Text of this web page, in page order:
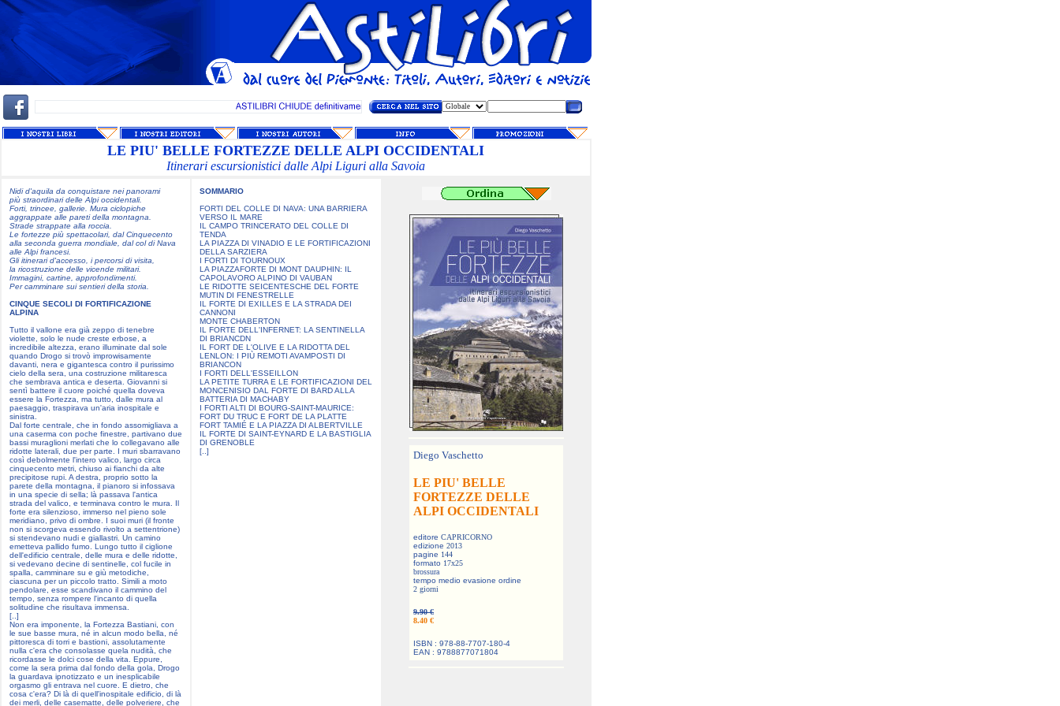
LE PIU' BELLE FORTEZZE DELLE ALPI OCCIDENTALI
Itinerari escursionistici dalle Alpi Liguri alla Savoia
Nidi d'aquila da conquistare nei panorami
più straordinari delle Alpi occidentali.
Forti, trincee, gallerie. Mura ciclopiche
aggrappate alle pareti della montagna.
Strade strappate alla roccia.
Le fortezze più spettacolari, dal Cinquecento
alla seconda guerra mondiale, dal col di Nava
alle Alpi francesi.
Gli itinerari d'accesso, i percorsi di visita,
la ricostruzione delle vicende militari.
Immagini, cartine, approfondimenti.
Per camminare sui sentieri della storia.
CINQUE SECOLI DI FORTIFICAZIONE
ALPINA
Tutto il vallone era già zeppo di tenebre
violette, solo le nude creste erbose, a
incredibile altezza, erano illuminate dal sole
quando Drogo si trovò improwisamente
davanti, nera e gigantesca contro il purissimo
cielo della sera, una costruzione militaresca
che sembrava antica e deserta. Giovanni si
sentì battere il cuore poiché quella doveva
essere la Fortezza, ma tutto, dalle mura al
paesaggio, traspirava un'aria inospitale e
sinistra.
Dal forte centrale, che in fondo assomigliava a
una caserma con poche finestre, partivano due
bassi muraglioni merlati che lo collegavano alle
ridotte laterali, due per parte. I muri sbarravano
così debolmente l'intero valico, largo circa
cinquecento metri, chiuso ai fianchi da alte
precipitose rupi. A destra, proprio sotto la
parete della montagna, il pianoro si infossava
in una specie di sella; là passava l'antica
strada del valico, e terminava contro le mura. Il
forte era silenzioso, immerso nel pieno sole
meridiano, privo di ombre. I suoi muri (il fronte
non si scorgeva essendo rivolto a settentrione)
si stendevano nudi e giallastri. Un camino
emetteva pallido fumo. Lungo tutto il ciglione
dell'edificio centrale, delle mura e delle ridotte,
si vedevano decine di sentinelle, col fucile in
spalla, camminare su e giù metodiche,
ciascuna per un piccolo tratto. Simili a moto
pendolare, esse scandivano il cammino del
tempo, senza rompere l'incanto di quella
solitudine che risultava immensa.
[..]
Non era imponente, la Fortezza Bastiani, con
le sue basse mura, né in alcun modo bella, né
pittoresca di torri e bastioni, assolutamente
nulla c'era che consolasse quela nudità, che
ricordasse le dolci cose della vita. Eppure,
come la sera prima dal fondo della gola, Drogo
la guardava ipnotizzato e un inesplicabile
orgasmo gli entrava nel cuore. E dietro, che
cosa c'era? Di là di quell'inospitale edificio, di là
dei merli, delle casematte, delle polveriere, che
SOMMARIO
FORTI DEL COLLE DI NAVA: UNA BARRIERA
VERSO IL MARE
IL CAMPO TRINCERATO DEL COLLE DI
TENDA
LA PIAZZA DI VINADIO E LE FORTIFICAZIONI
DELLA SARZIERA
I FORTI DI TOURNOUX
LA PIAZZAFORTE DI MONT DAUPHIN: IL
CAPOLAVORO ALPINO DI VAUBAN
LE RIDOTTE SEICENTESCHE DEL FORTE
MUTIN DI FENESTRELLE
IL FORTE DI EXILLES E LA STRADA DEI
CANNONI
MONTE CHABERTON
IL FORTE DELL'INFERNET: LA SENTINELLA
DI BRIANCDN
IL FORT DE L'OLIVE E LA RIDOTTA DEL
LENLON: I PIÙ REMOTI AVAMPOSTI DI
BRIANCON
I FORTI DELL'ESSEILLON
LA PETITE TURRA E LE FORTIFICAZIONI DEL
MONCENISIO DAL FORTE DI BARD ALLA
BATTERIA DI MACHABY
I FORTI ALTI DI BOURG-SAINT-MAURICE:
FORT DU TRUC E FORT DE LA PLATTE
FORT TAMIÉ E LA PIAZZA DI ALBERTVILLE
IL FORTE DI SAINT-EYNARD E LA BASTIGLIA
DI GRENOBLE
[..]
Diego Vaschetto
LE PIU' BELLE
FORTEZZE DELLE
ALPI OCCIDENTALI
editore CAPRICORNO
edizione 2013
pagine 144
formato 17x25
brossura
tempo medio evasione ordine
2 giorni
9.90 €
8.40 €
ISBN : 978-88-7707-180-4
EAN : 9788877071804